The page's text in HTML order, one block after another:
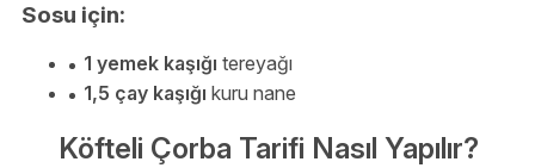
Sosu için:
1 yemek kaşığı tereyağı
1,5 çay kaşığı kuru nane
Köfteli Çorba Tarifi Nasıl Yapılır?